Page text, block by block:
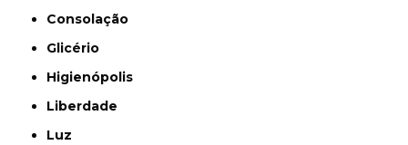
Consolação
Glicério
Higienópolis
Liberdade
Luz